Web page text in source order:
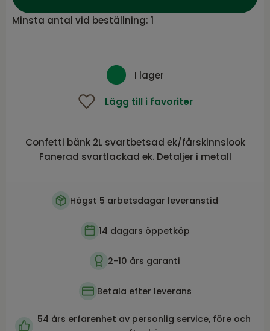
Minsta antal vid beställning: 1
I lager
Lägg till i favoriter
Confetti bänk 2L svartbetsad ek/fårskinnslook
Fanerad svartlackad ek. Detaljer i metall
Högst 5 arbetsdagar leveranstid
14 dagars öppetköp
2-10 års garanti
Betala efter leverans
54 års erfarenhet av personlig service, före och